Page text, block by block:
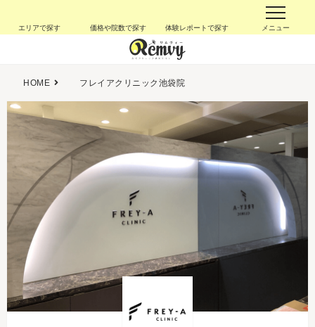
エリアで探す 価格や院数で探す 体験レポートで探す メニュー
HOME フレイアクリニック池袋院